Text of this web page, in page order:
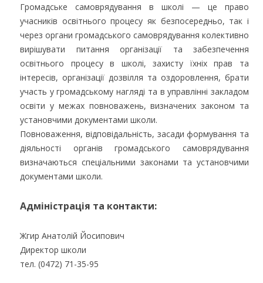
Громадське самоврядування в школі — це право
учасників освітнього процесу як безпосередньо, так і
через органи громадського самоврядування колективно
вирішувати питання організації та забезпечення
освітнього процесу в школі, захисту їхніх прав та
інтересів, організації дозвілля та оздоровлення, брати
участь у громадському нагляді та в управлінні закладом
освіти у межах повноважень, визначених законом та
установчими документами школи.
Повноваження, відповідальність, засади формування та
діяльності органів громадського самоврядування
визначаються спеціальними законами та установчими
документами школи.
Адміністрація та контакти:
Жгир Анатолій Йосипович
Директор школи
тел. (0472) 71-35-95